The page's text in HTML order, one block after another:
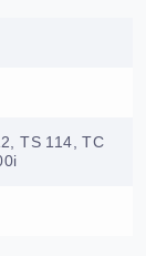
TS 114, TC